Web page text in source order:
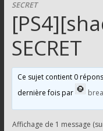
et
astuces
pour
le
mode
zombie
de
Call
of
SECRET
SECRET
Ce sujet contient 0
dernière fois par
Affichage de 1 message